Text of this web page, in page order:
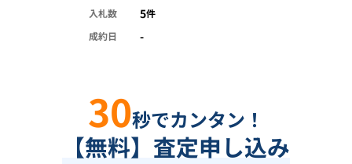
入札数 5件
成約日
-
30秒でカンタン！
【無料】査定申し込み